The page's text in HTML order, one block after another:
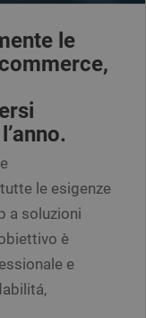
le
le esigenze
a soluzioni
è
e